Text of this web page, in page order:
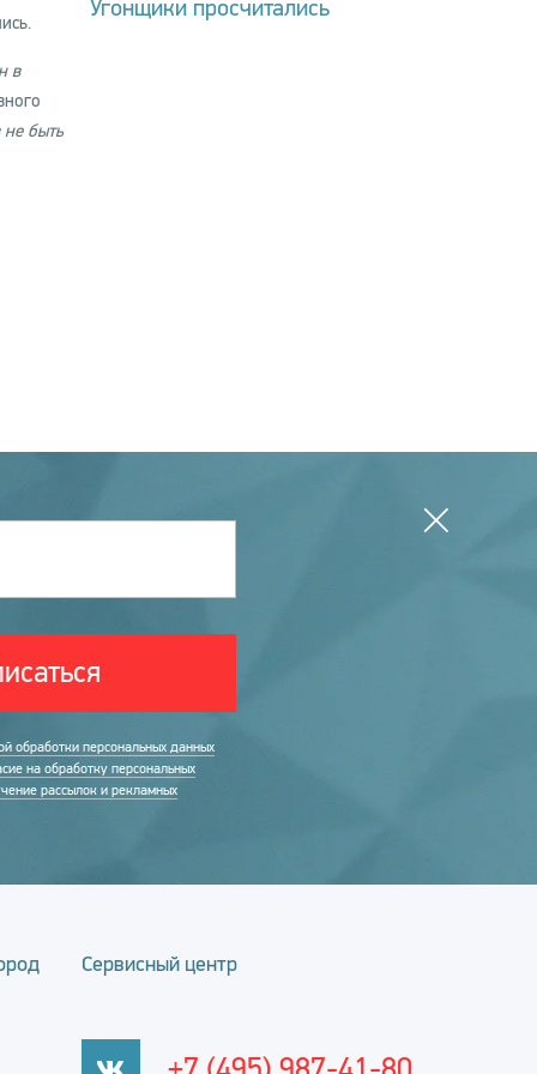
в
быть
Угонщики просчитались
обработки персональных данных
на обработку персональных
рассылок и рекламных
Сервисный центр